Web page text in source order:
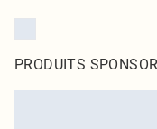
PRODUITS